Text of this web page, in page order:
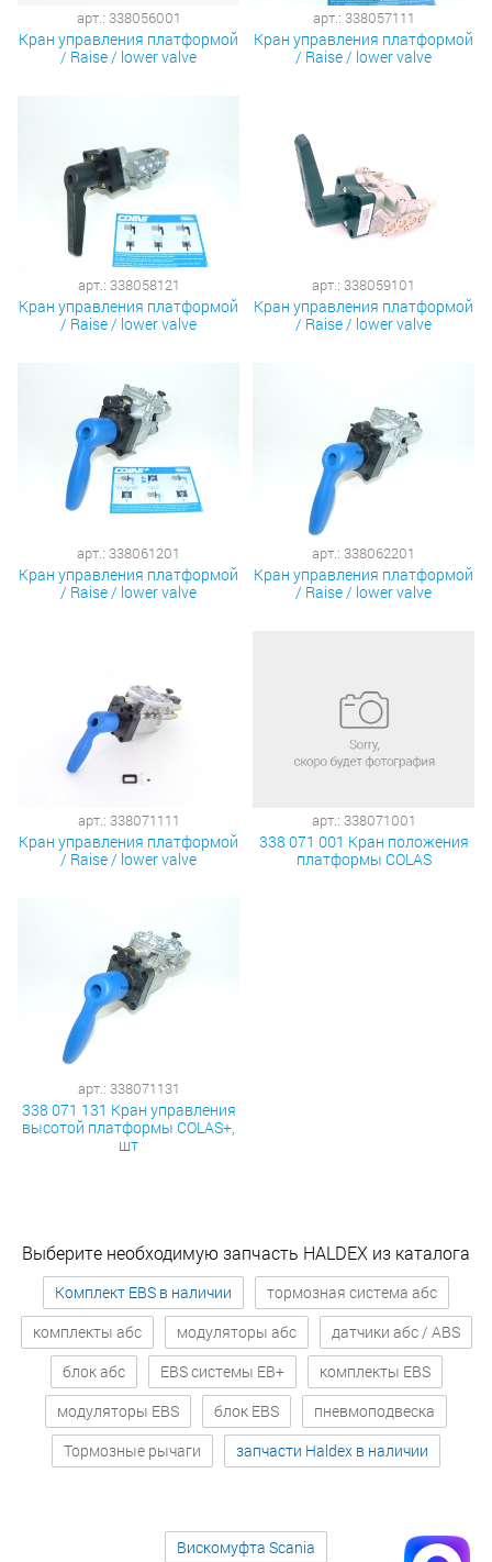
арт.: 338056001
Кран управления платформой
/ Raise / lower valve
арт.: 338057111
Кран управления платформой
/ Raise / lower valve
арт.: 338058121
Кран управления платформой
/ Raise / lower valve
арт.: 338059101
Кран управления платформой
/ Raise / lower valve
арт.: 338061201
Кран управления платформой
/ Raise / lower valve
арт.: 338062201
Кран управления платформой
/ Raise / lower valve
арт.: 338071111
Кран управления платформой
/ Raise / lower valve
арт.: 338071001
338 071 001 Кран положения
платформы COLAS
арт.: 338071131
338 071 131 Кран управления
высотой платформы COLAS+,
шт
Выберите необходимую запчасть HALDEX из каталога
Комплект EBS в наличии
тормозная система абс
комплекты абс
модуляторы абс
датчики абс / ABS
блок абс
EBS системы EB+
комплекты EBS
модуляторы EBS
блок EBS
пневмоподвеска
Тормозные рычаги
запчасти Haldex в наличии
Вискомуфта Scania